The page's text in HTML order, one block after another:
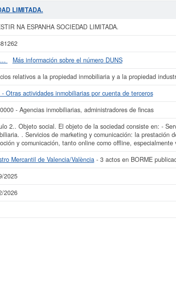
encuentra en la clasificación SIC correspondiente a la
a 3.100 €. El número de actos publicados en el BORME
INVESTIR NA ESPANHA SOCIEDAD LIMITADA. puede
y consultar los resultados de sus años de
resultados disponibles.
del informe de empresa se ha realizado el 23/09/2025.
LIMITADA.
NA ESPANHA SOCIEDAD LIMITADA.
Más información sobre el número DUNS
relativos a la propiedad inmobiliaria y a la propiedad
- Otras actividades inmobiliarias por cuenta de terceros
- Agencias inmobiliarias, administradores de fincas
2.. Objeto social. El objeto de la sociedad consiste en: -
. Servicios de marketing y comunicación: la prestación
y comunicación, tanto online como offline, especialmente
Mercantil de Valencia/València- 3 actos en BORME
2025
2026